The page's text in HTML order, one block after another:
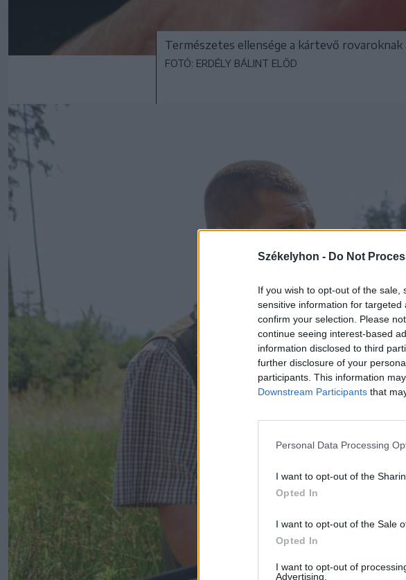
Székelyhon - Do Not
If you wish to opt-out of the
sensitive information for
confirm your selection. Please
continue seeing interest-based
information disclosed to third
further disclosure of your
participants. This information
Downstream Participants that
Personal Data Processing
I want to opt-out of the
Opted In
I want to opt-out of the Sale
Opted In
I want to opt-out of
Advertising.
Természetes ellensége a kártevő
FOTÓ: ERDÉLY BÁLINT ELŐD